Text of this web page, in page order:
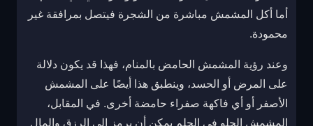
أما أكل المشمش مباشرة من الشجرة فيتصل بمرافقة غير
محمودة.
وعند رؤية المشمش الحامض بالمنام، فهذا قد يكون دلالة
على المرض أو الحسد، وينطبق هذا أيضًا على المشمش
الأصفر أو أي فاكهة صفراء حامضة أخرى. في المقابل،
المشمش الحلو في الحلم يمكن أن يرمز إلى الرزق والمال